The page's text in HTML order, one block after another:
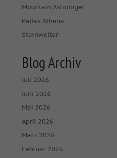
Mountain Astrologer
Pallas Athena
Sternwelten
Blog Archiv
Juli 2026
Juni 2026
Mai 2026
April 2026
März 2026
Februar 2026